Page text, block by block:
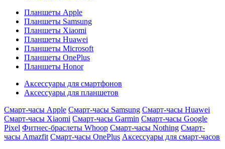
Планшеты Apple
Планшеты Samsung
Планшеты Xiaomi
Планшеты Huawei
Планшеты Microsoft
Планшеты OnePlus
Планшеты Honor
Аксессуары для смартфонов
Аксессуары для планшетов
Смарт-часы Apple Смарт-часы Samsung Смарт-часы Huawei
Смарт-часы Xiaomi Смарт-часы Garmin Смарт-часы Google
Pixel Фитнес-браслеты Whoop Смарт-часы Nothing Смарт-
часы Amazfit Смарт-часы OnePlus Аксессуары для смарт-часов